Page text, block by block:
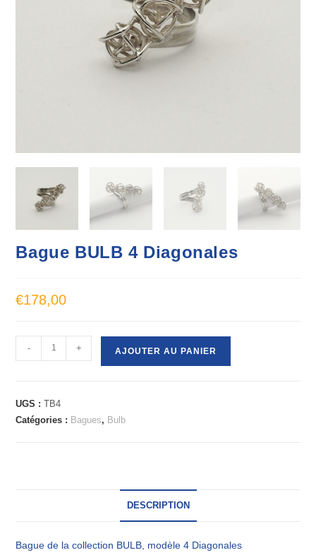
Bague BULB 4 Diagonales
€178,00
- + AJOUTER AU PANIER
UGS :TB4
Catégories : Bagues, Bulb
DESCRIPTION
Bague de la collection BULB, modèle 4 Diagonales